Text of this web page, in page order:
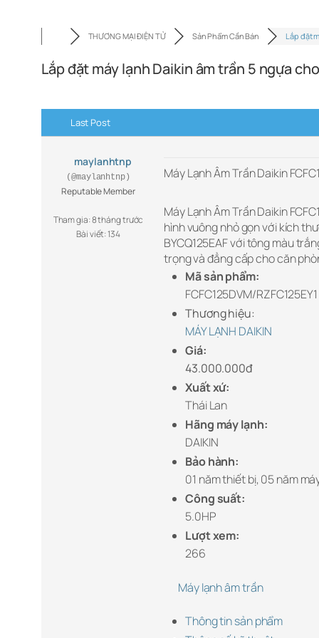
THƯƠNG MẠI ĐIỆN TỬ Sản Phẩm Cần Bán Lắp đặt
Lắp đặt máy lạnh Daikin âm trần 5 ngựa
Last Post
maylanhtnp
(@maylanhtnp)
Reputable Member
Tham gia: 8 tháng trước
Bài viết: 134
Máy Lạnh Âm Trần Daikin
Máy Lạnh Âm Trần Daikin
hình vuông nhỏ gọn với kích
BYCQ125EAF với tông màu
trọng và đẳng cấp cho căn
Mã sản phẩm:
FCFC125DVM/RZFC125EY1
Thương hiệu:
MÁY LẠNH DAIKIN
Giá:
43.000.000đ
Xuất xứ:
Thái Lan
Hãng máy lạnh:
DAIKIN
Bảo hành:
01 năm thiết bị, 05 năm
Công suất:
5.0HP
Lượt xem:
266
Máy lạnh âm trần
Thông tin sản phẩm